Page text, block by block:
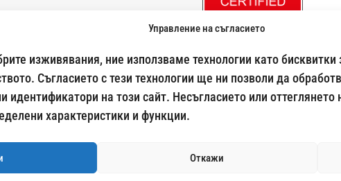
Управление на съгласието
изживявания, ние използваме технологии като
Съгласието с тези технологии ще ни позволи да
идентификатори на този сайт. Несъгласието или
характеристики и функции.
Откажи
на плащане: